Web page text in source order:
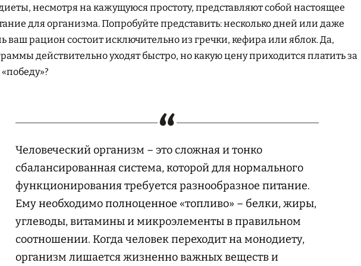
несмотря на кажущуюся простоту, представляют собой настоящее
для организма. Попробуйте представить: несколько дней или даже
ваш рацион состоит исключительно из гречки, кефира или яблок. Да,
действительно уходят быстро, но какую цену приходится платить за
Человеческий организм – это сложная и тонко
сбалансированная система, которой для нормального
функционирования требуется разнообразное питание.
Ему необходимо полноценное «топливо» – белки, жиры,
углеводы, витамины и микроэлементы в правильном
соотношении. Когда человек переходит на монодиету,
организм лишается жизненно важных веществ и